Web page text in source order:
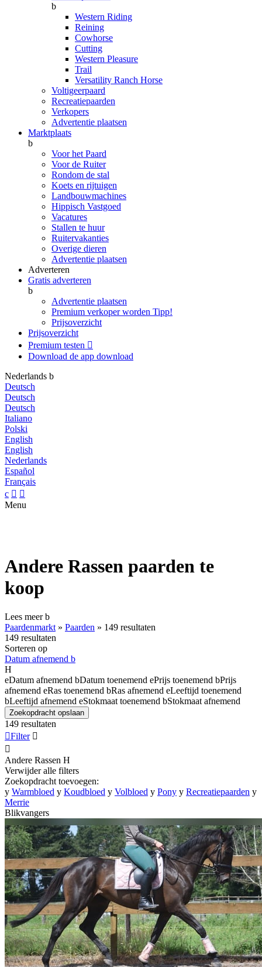
b
Western Riding
Reining
Cowhorse
Cutting
Western Pleasure
Trail
Versatility Ranch Horse
Voltigeerpaard
Recreatiepaarden
Verkopers
Advertentie plaatsen
Marktplaats
b
Voor het Paard
Voor de Ruiter
Rondom de stal
Koets en rijtuigen
Landbouwmachines
Hippisch Vastgoed
Vacatures
Stallen te huur
Ruitervakanties
Overige dieren
Advertentie plaatsen
Adverteren
Gratis adverteren
b
Advertentie plaatsen
Premium verkoper worden Tipp!
Prijsoverzicht
Prijsoverzicht
Premium testen 
Download de app download
Nederlands b
Deutsch
Deutsch
Deutsch
Italiano
Polski
English
English
Nederlands
Español
Français
c  
Menu
Andere Rassen paarden te
koop
Lees meerb
Paardenmarkt » Paarden » 149 resultaten
149 resultaten
Sorteren op
Datum afnemend b
H
eDatum afnemend bDatum toenemend ePrijs toenemend bPrijs
afnemend eRas toenemend bRas afnemend eLeeftijd toenemend
bLeeftijd afnemend eStokmaat toenemend bStokmaat afnemend
Zoekopdracht opslaan
149 resultaten
Filter 

Andere Rassen H
Verwijder alle filters
Zoekopdracht toevoegen:
y Warmbloed y Koudbloed y Volbloed y Pony y Recreatiepaarden y
Merrie
Blikvangers